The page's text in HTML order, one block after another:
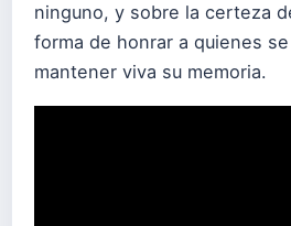
ninguno, y sobre la certeza
forma de honrar a quienes
mantener viva su memoria.